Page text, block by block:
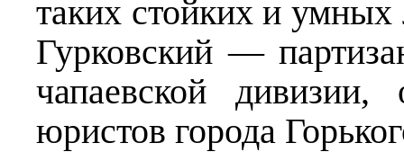
таких стойких и
Гурковский —
чапаевской
юристов города